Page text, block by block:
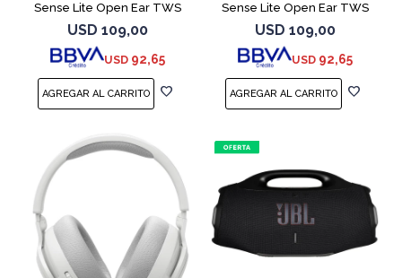
Sense Lite Open Ear TWS
Beige
USD 109,00
USD 92,65
Sense Lite Open Ear TWS
Purple
USD 109,00
USD 92,65